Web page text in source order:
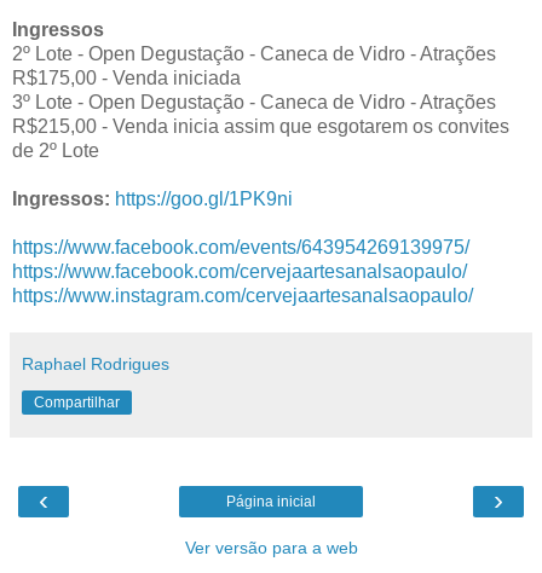
Ingressos
2º Lote - Open Degustação - Caneca de Vidro - Atrações
R$175,00 - Venda iniciada
3º Lote - Open Degustação - Caneca de Vidro - Atrações
R$215,00 - Venda inicia assim que esgotarem os convites
de 2º Lote
Ingressos: https://goo.gl/1PK9ni
https://www.facebook.com/events/643954269139975/
https://www.facebook.com/cervejaartesanalsaopaulo/
https://www.instagram.com/cervejaartesanalsaopaulo/
Raphael Rodrigues
Compartilhar
‹ ›
Página inicial
Ver versão para a web